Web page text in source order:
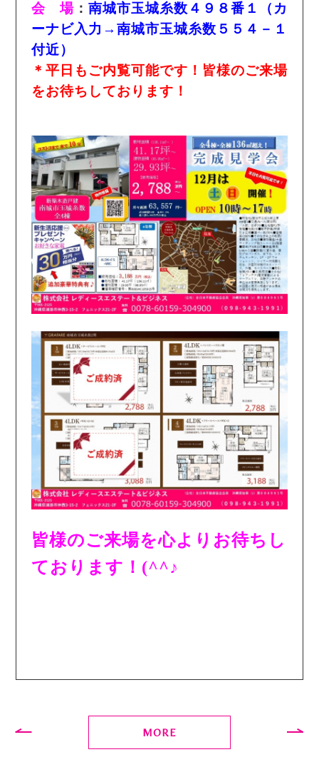
会 場： 南城市玉城糸数４９８番１（カ
ーナビ入力→南城市玉城糸数５５４－１
付近）
＊平日もご内覧可能です！皆様のご来場
をお待ちしております！
皆様のご来場を心よりお待ちし
ております！(^^♪
MORE